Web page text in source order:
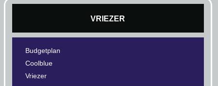
VRIEZER
Budgetplan
Coolblue
Vriezer